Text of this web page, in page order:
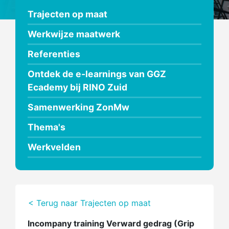
Trajecten op maat
Werkwijze maatwerk
Referenties
Ontdek de e-learnings van GGZ
Ecademy bij RINO Zuid
Samenwerking ZonMw
Thema's
Werkvelden
< Terug naar Trajecten op maat
Incompany training Verward gedrag (Grip